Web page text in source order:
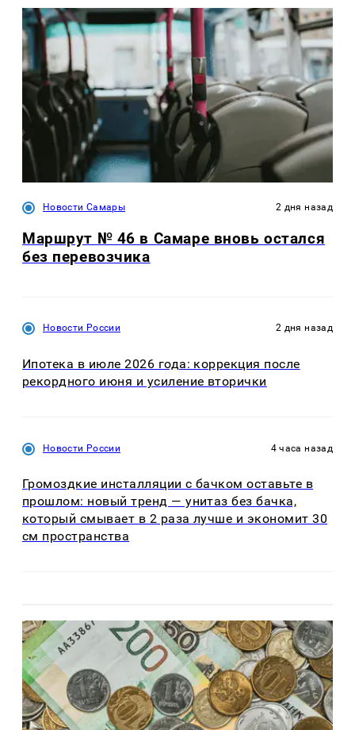
Новости Самары 2 дня назад
Маршрут № 46 в Самаре вновь остался
без перевозчика
Новости России 2 дня назад
Ипотека в июле 2026 года: коррекция после
рекордного июня и усиление вторички
Новости России 4 часа назад
Громоздкие инсталляции с бачком оставьте в
прошлом: новый тренд — унитаз без бачка,
который смывает в 2 раза лучше и экономит 30
см пространства